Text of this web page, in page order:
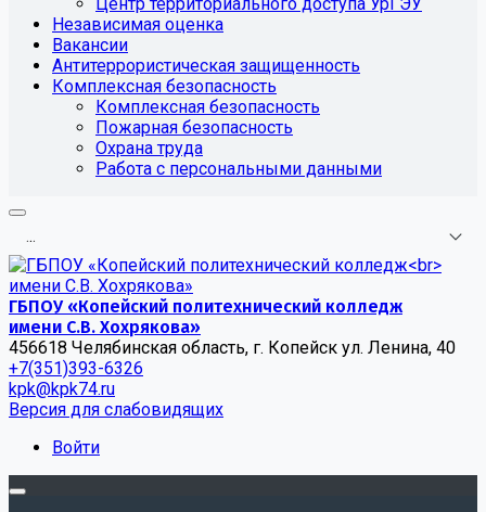
Независимая оценка
Вакансии
Антитеррористическая защищенность
Комплексная безопасность
Комплексная безопасность
Пожарная безопасность
Охрана труда
Работа с персональными данными
...
ГБПОУ «Копейский политехнический колледж
имени С.В. Хохрякова»
456618 Челябинская область, г. Копейск ул. Ленина, 40
+7(351)393-6326
kpk@kpk74.ru
Версия для слабовидящих
Войти